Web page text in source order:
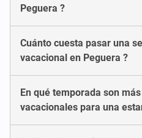
Peguera ?
Cuánto cuesta pasar una
vacacional en Peguera ?
En qué temporada son
vacacionales para una